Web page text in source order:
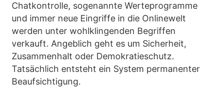
Chatkontrolle, sogenannte Werteprogramme
und immer neue Eingriffe in die Onlinewelt
werden unter wohlklingenden Begriffen
verkauft. Angeblich geht es um Sicherheit,
Zusammenhalt oder Demokratieschutz.
Tatsächlich entsteht ein System permanenter
Beaufsichtigung.